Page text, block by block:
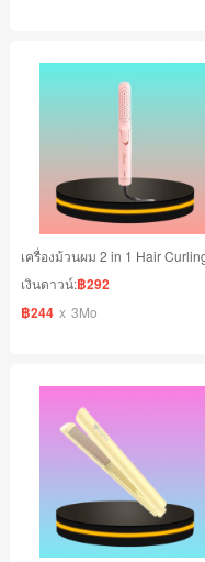
เงินดาวน์:฿292
฿244 x 3Mo